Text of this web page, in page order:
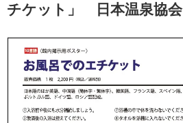
チケット」 日本温泉協会